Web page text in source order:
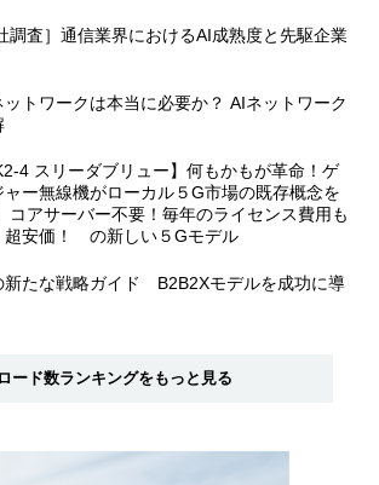
調査］通信業界におけるAI成熟度と先駆企業
トワークは本当に必要か？ AIネットワーク
4 スリーダブリュー】何もかもが革命！ゲ
ャー無線機がローカル５G市場の既存概念を
コアサーバー不要！毎年のライセンス費用も
超安価！ の新しい５Gモデル
新たな戦略ガイド B2B2Xモデルを成功に導
ード数ランキングをもっと見る